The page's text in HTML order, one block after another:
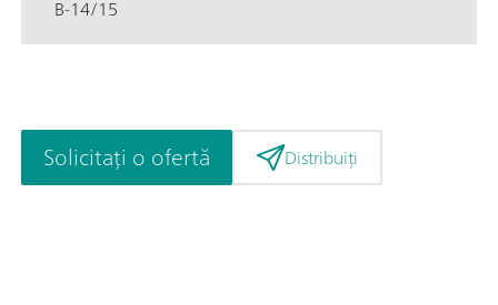
B-14/15
Solicitați o ofertă Distribuiți